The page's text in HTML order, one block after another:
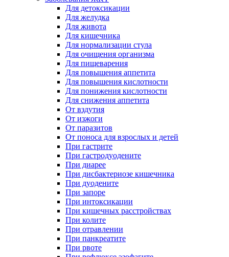
Для детоксикации
Для желудка
Для живота
Для кишечника
Для нормализации стула
Для очищения организма
Для пищеварения
Для повышения аппетита
Для повышения кислотности
Для понижения кислотности
Для снижения аппетита
От вздутия
От изжоги
От паразитов
От поноса для взрослых и детей
При гастрите
При гастродуодените
При диарее
При дисбактериозе кишечника
При дуодените
При запоре
При интоксикации
При кишечных расстройствах
При колите
При отравлении
При панкреатите
При рвоте